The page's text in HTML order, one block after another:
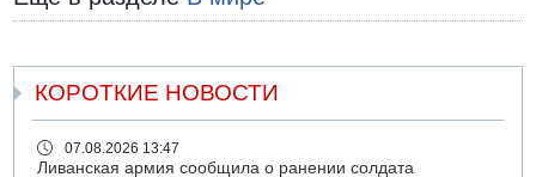
КОРОТКИЕ НОВОСТИ
07.08.2026 13:47
Ливанская армия сообщила о ранении солдата